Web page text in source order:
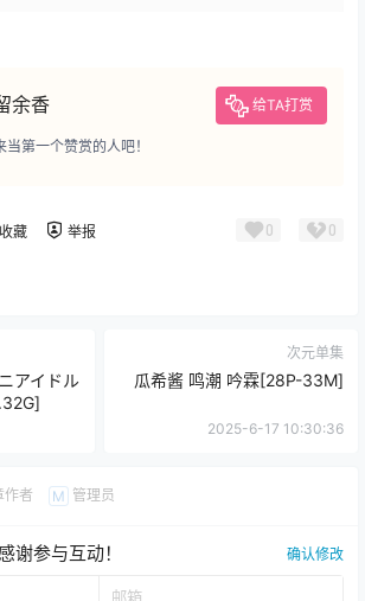
余香 给TA打赏
第一个赞赏的人吧！
收藏 举报 0 0
アイドル
次元单集
瓜希酱 鸣潮 吟霖[28P-33M]
2025-6-17 10:30:36
作者 M 管理员
谢参与互动！ 确认修改